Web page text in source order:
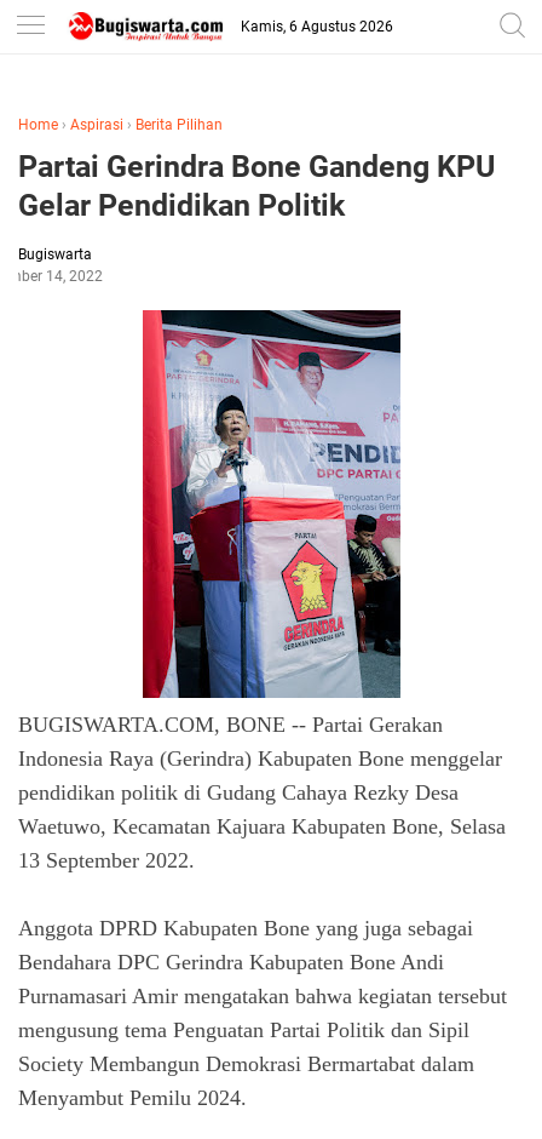
-->
Kamis, 6 Agustus 2026
Home › Aspirasi › Berita Pilihan
Partai Gerindra Bone Gandeng KPU
Gelar Pendidikan Politik
Bugiswarta
14, 2022
BUGISWARTA.COM, BONE -- Partai Gerakan
Indonesia Raya (Gerindra) Kabupaten Bone menggelar
pendidikan politik di Gudang Cahaya Rezky Desa
Waetuwo, Kecamatan Kajuara Kabupaten Bone, Selasa
13 September 2022.
Anggota DPRD Kabupaten Bone yang juga sebagai
Bendahara DPC Gerindra Kabupaten Bone Andi
Purnamasari Amir mengatakan bahwa kegiatan tersebut
mengusung tema Penguatan Partai Politik dan Sipil
Society Membangun Demokrasi Bermartabat dalam
Menyambut Pemilu 2024.